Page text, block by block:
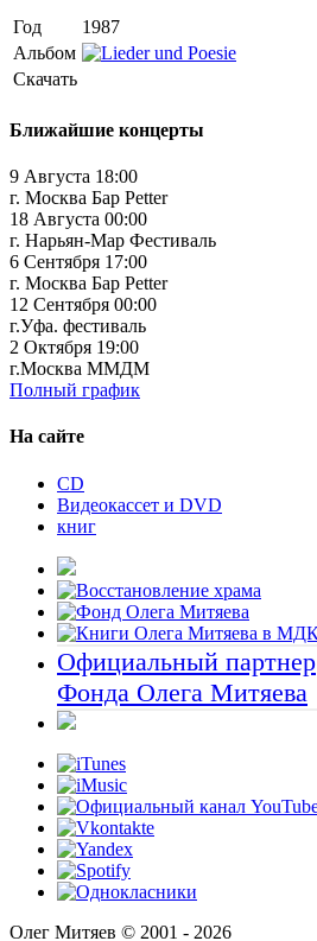
Год
1987
Альбом
Скачать
Ближайшие концерты
9 Августа 18:00
г. Москва Бар Petter
18 Августа 00:00
г. Нарьян-Мар Фестиваль
6 Сентября 17:00
г. Москва Бар Petter
12 Сентября 00:00
г.Уфа. фестиваль
2 Октября 19:00
г.Москва ММДМ
Полный график
На сайте
CD
Видеокассет и DVD
книг
Официальный партнер
Фонда Олега Митяева
Олег Митяев © 2001 - 2026